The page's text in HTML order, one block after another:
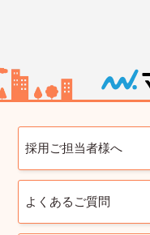
採用ご担当者様へ
よくあるご質問